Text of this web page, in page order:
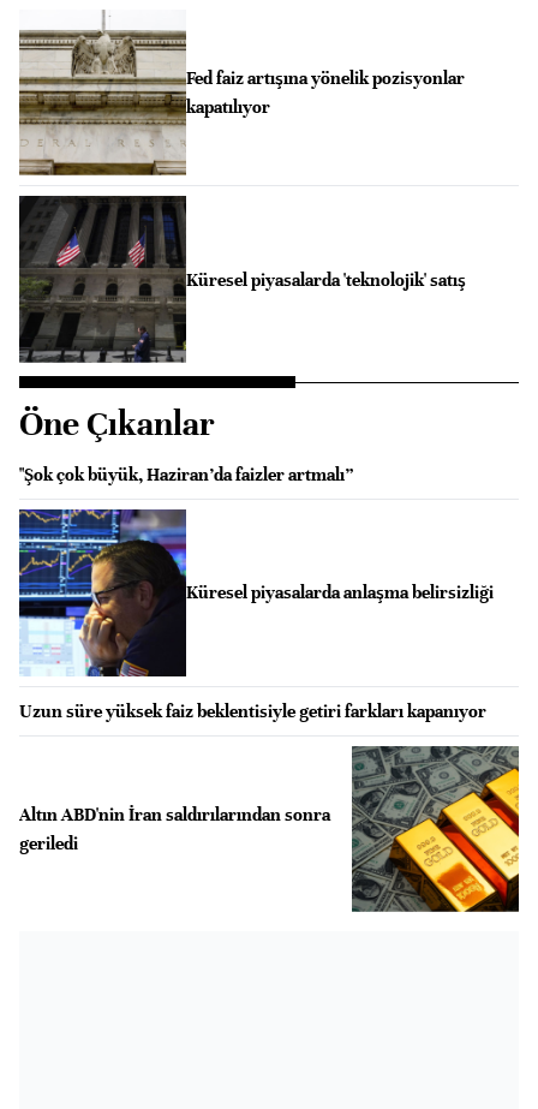
Fed faiz artışına yönelik pozisyonlar
kapatılıyor
Küresel piyasalarda 'teknolojik' satış
Öne Çıkanlar
"Şok çok büyük, Haziran’da faizler artmalı”
Küresel piyasalarda anlaşma belirsizliği
Uzun süre yüksek faiz beklentisiyle getiri farkları kapanıyor
Altın ABD'nin İran saldırılarından sonra
geriledi